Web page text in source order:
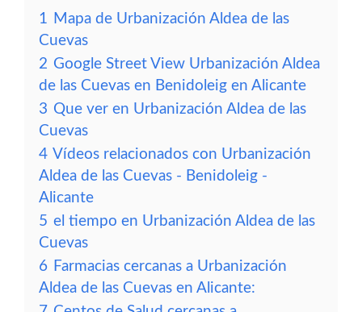
1 Mapa de Urbanización Aldea de las
Cuevas
2 Google Street View Urbanización Aldea
de las Cuevas en Benidoleig en Alicante
3 Que ver en Urbanización Aldea de las
Cuevas
4 Vídeos relacionados con Urbanización
Aldea de las Cuevas - Benidoleig -
Alicante
5 el tiempo en Urbanización Aldea de las
Cuevas
6 Farmacias cercanas a Urbanización
Aldea de las Cuevas en Alicante: